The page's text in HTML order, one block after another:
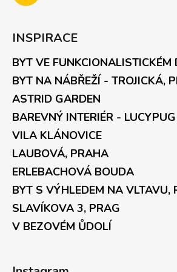
INSPIRACE
BYT VE FUNKCIONALISTICKÉM
BYT NA NÁBŘEŽÍ - TROJICKÁ,
ASTRID GARDEN
BAREVNÝ INTERIÉR -
VILA KLÁNOVICE
LAUBOVÁ, PRAHA
ERLEBACHOVÁ BOUDA
BYT S VÝHLEDEM NA VLTAVU,
SLAVÍKOVA 3, PRAG
V BEZOVÉM ŮDOLÍ